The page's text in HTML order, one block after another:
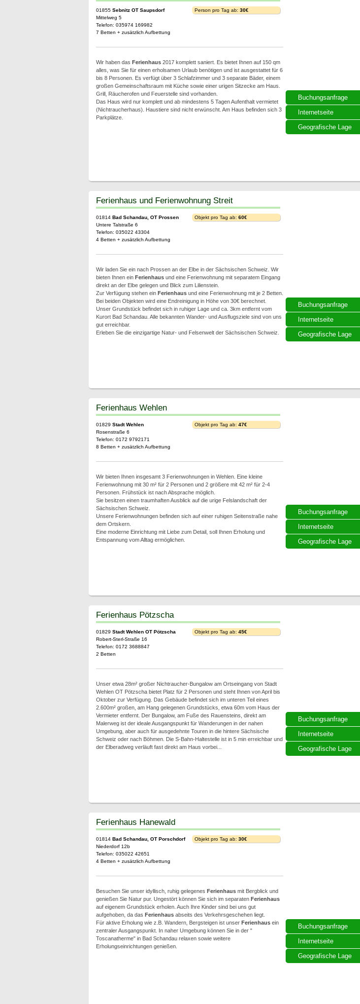
Buchungsanfrage
Internetseite
Geografische Lage
01855 Sebnitz OT Saupsdorf
Mittelweg 5
Telefon: 035974 169982
7 Betten + zusätzlich Aufbettung
Person pro Tag ab: 30€
Wir haben das Ferienhaus2017 komplett saniert. Es bietet Ihnen auf 150 qm
alles, was Sie für einen erholsamen Urlaub benötigen und ist ausgestattet für 6
bis 8 Personen. Es verfügt über 3 Schlafzimmer und 3 separate Bäder, einem
großen Gemeinschaftsraum mit Küche sowie einer urigen Sitzecke am Haus.
Grill, Räucherofen und Feuerstelle sind vorhanden.
Das Haus wird nur komplett und ab mindestens 5 Tagen Aufenthalt vermietet
(Nichtraucherhaus). Haustiere sind nicht erwünscht. Am Haus befinden sich 3
Parkplätze.
Buchungsanfrage
Internetseite
Geografische Lage
Ferienhaus und Ferienwohnung Streit
01814 Bad Schandau, OT Prossen
Untere Talstraße 6
Telefon: 035022 43304
4 Betten + zusätzlich Aufbettung
Objekt pro Tag ab: 60€
Wir laden Sie ein nach Prossen an der Elbe in der Sächsischen Schweiz. Wir
bieten Ihnen ein Ferienhausund eine Ferienwohnung mit separatem Eingang
direkt an der Elbe gelegen und Blick zum Lilienstein.
Zur Verfügung stehen ein Ferienhausund eine Ferienwohnung mit je 2 Betten.
Bei beiden Objekten wird eine Endreinigung in Höhe von 30€ berechnet.
Unser Grundstück befindet sich in ruhiger Lage und ca. 3km entfernt vom
Kurort Bad Schandau. Alle bekannten Wander- und Ausflugsziele sind von uns
gut erreichbar.
Erleben Sie die einzigartige Natur- und Felsenwelt der Sächsischen Schweiz.
Buchungsanfrage
Internetseite
Geografische Lage
Ferienhaus Wehlen
01829 Stadt Wehlen
Rosenstraße 6
Telefon: 0172 9792171
8 Betten + zusätzlich Aufbettung
Objekt pro Tag ab: 47€
Wir bieten Ihnen insgesamt 3 Ferienwohnungen in Wehlen. Eine kleine
Ferienwohnung mit 30 m² für 2 Personen und 2 größere mit 42 m² für 2-4
Personen. Frühstück ist nach Absprache möglich.
Sie besitzen einen traumhaften Ausblick auf die urige Felslandschaft der
Sächsischen Schweiz.
Unsere Ferienwohnungen befinden sich auf einer ruhigen Seitenstraße nahe
dem Ortskern.
Eine moderne Einrichtung mit Liebe zum Detail, soll Ihnen Erholung und
Entspannung vom Alltag ermöglichen.
Buchungsanfrage
Internetseite
Geografische Lage
Ferienhaus Pötzscha
01829 Stadt Wehlen OT Pötzscha
Robert-Sterl-Straße 16
Telefon: 0172 3688847
2 Betten
Objekt pro Tag ab: 45€
Unser etwa 28m² großer Nichtraucher-Bungalow am Ortseingang von Stadt
Wehlen OT Pötzscha bietet Platz für 2 Personen und steht Ihnen von April bis
Oktober zur Verfügung. Das Gebäude befindet sich im unteren Teil eines
2.600m² großen, am Hang gelegenen Grundstücks, etwa 60m vom Haus der
Vermieter entfernt. Der Bungalow, am Fuße des Rauensteins, direkt am
Malerweg ist der ideale Ausgangspunkt für Wanderungen in der nahen
Umgebung, aber auch für ausgedehnte Touren in die hintere Sächsische
Schweiz oder nach Böhmen. Die S-Bahn-Haltestelle ist in 5 min erreichbar und
der Elberadweg verläuft fast direkt am Haus vorbei...
Buchungsanfrage
Internetseite
Geografische Lage
Ferienhaus Hanewald
01814 Bad Schandau, OT Porschdorf
Niederdorf 12b
Telefon: 035022 42651
4 Betten + zusätzlich Aufbettung
Objekt pro Tag ab: 30€
Besuchen Sie unser idyllisch, ruhig gelegenes Ferienhausmit Bergblick und
genießen Sie Natur pur. Ungestört können Sie sich im separaten Ferienhaus
auf eigenem Grundstück erholen. Auch Ihre Kinder sind bei uns gut
aufgehoben, da das Ferienhausabseits des Verkehrsgeschehen liegt.
Für aktive Erholung wie z.B. Wandern, Bergsteigen ist unser Ferienhausein
zentraler Ausgangspunkt. In naher Umgebung können Sie in der "
Toscanatherme" in Bad Schandau relaxen sowie weitere
Erholungseinrichtungen genießen.